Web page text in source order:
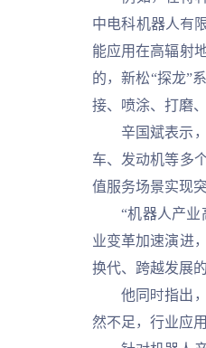
中电科机器人有
能应用在高辐射
的，新松“探龙”
接、喷涂、打磨
辛国斌表示，
车、发动机等多
值服务场景实现
“机器人产业高
业变革加速演进
换代、跨越发展
他同时指出，
然不足，行业应